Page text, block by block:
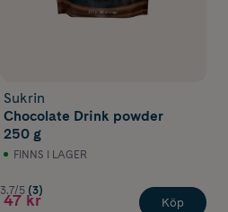
Sukrin
Chocolate Drink powder
250 g
FINNS I LAGER
3.7/5 (3)
47 kr Köp